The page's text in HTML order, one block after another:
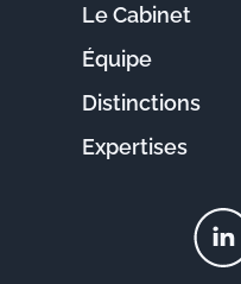
Le Cabinet
Équipe
Distinctions
Expertises